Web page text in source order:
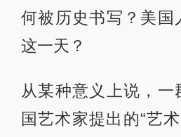
何被历史书写？美国
这一天？
从某种意义上说，一
国艺术家提出的“艺